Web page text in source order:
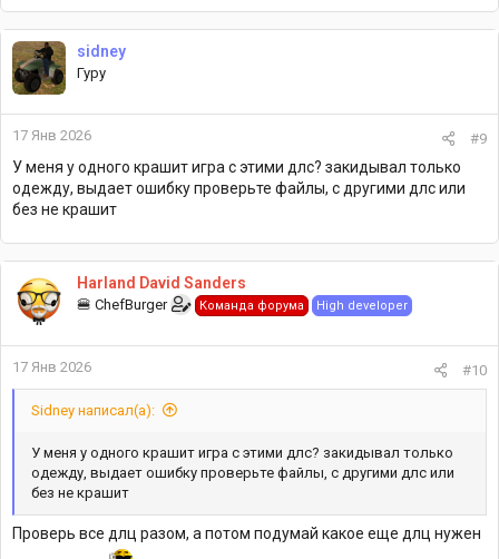
а
ц
и
и
:
sidney
Гуру
17 Янв 2026 #9
У меня у одного крашит игра с этими длс? закидывал только
одежду, выдает ошибку проверьте файлы, с другими длс или
без не крашит
Harland David Sanders
🍔 ChefBurger Команда форума High developer
17 Янв 2026 #10
Sidney написал(а):
У меня у одного крашит игра с этими длс? закидывал только
одежду, выдает ошибку проверьте файлы, с другими длс или
без не крашит
Проверь все длц разом, а потом подумай какое еще длц нужен